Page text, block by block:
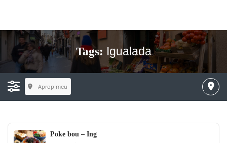
Tags: Igualada
Aprop meu
Poke bou – Ing